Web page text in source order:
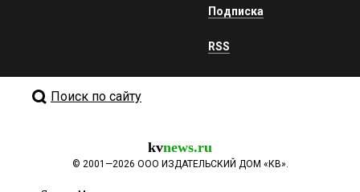
Подписка
RSS
Поиск по сайту
kvnews.ru
© 2001—2026 ООО ИЗДАТЕЛЬСКИЙ ДОМ «КВ».